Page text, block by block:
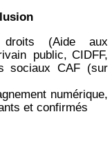
droits (Aide aux
public, CIDFF,
sociaux CAF (sur
numérique,
et confirmés